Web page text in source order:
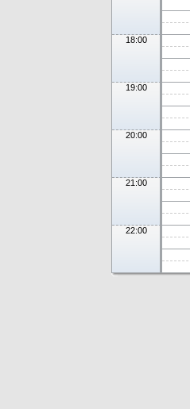
18:00
19:00
20:00
21:00
22:00